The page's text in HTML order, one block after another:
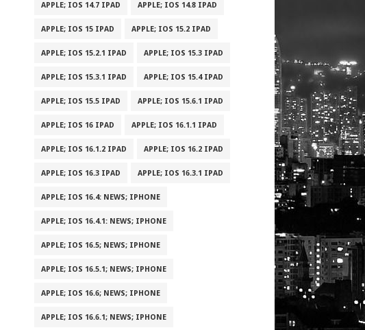
APPLE; IOS 14.7 IPAD APPLE; IOS 14.8 IPAD
APPLE; IOS 15 IPAD APPLE; IOS 15.2 IPAD
APPLE; IOS 15.2.1 IPAD APPLE; IOS 15.3 IPAD
APPLE; IOS 15.3.1 IPAD APPLE; IOS 15.4 IPAD
APPLE; IOS 15.5 IPAD APPLE; IOS 15.6.1 IPAD
APPLE; IOS 16 IPAD APPLE; IOS 16.1.1 IPAD
APPLE; IOS 16.1.2 IPAD APPLE; IOS 16.2 IPAD
APPLE; IOS 16.3 IPAD APPLE; IOS 16.3.1 IPAD
APPLE; IOS 16.4: NEWS; IPHONE
APPLE; IOS 16.4.1: NEWS; IPHONE
APPLE; IOS 16.5; NEWS; IPHONE
APPLE; IOS 16.5.1; NEWS; IPHONE
APPLE; IOS 16.6; NEWS; IPHONE
APPLE; IOS 16.6.1; NEWS; IPHONE